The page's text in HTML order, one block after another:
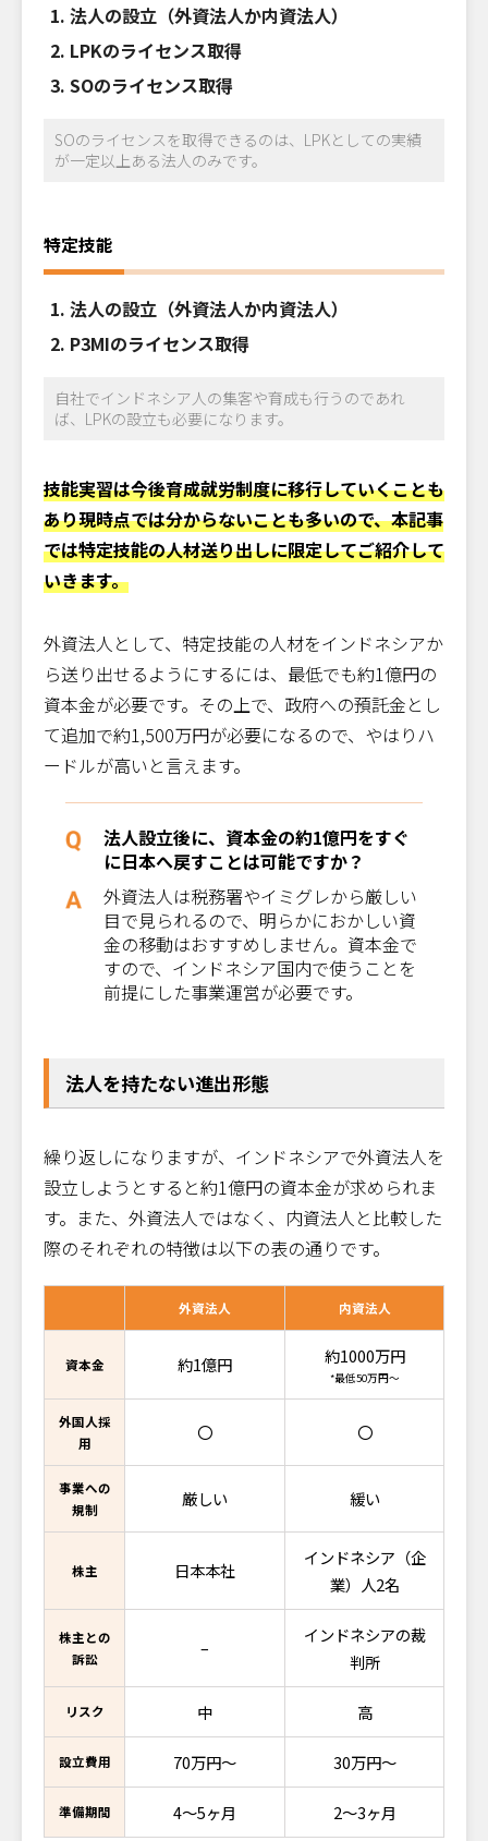
法人の設立（外資法人か内資法人）
LPKのライセンス取得
SOのライセンス取得
SOのライセンスを取得できるのは、LPKとしての実績
が一定以上ある法人のみです。
特定技能
法人の設立（外資法人か内資法人）
P3MIのライセンス取得
自社でインドネシア人の集客や育成も行うのであれ
ば、LPKの設立も必要になります。
技能実習は今後育成就労制度に移行していくことも
あり現時点では分からないことも多いので、本記事
では特定技能の人材送り出しに限定してご紹介して
いきます。
外資法人として、特定技能の人材をインドネシアか
ら送り出せるようにするには、最低でも約1億円の
資本金が必要です。その上で、政府への預託金とし
て追加で約1,500万円が必要になるので、やはりハ
ードルが高いと言えます。
法人設立後に、資本金の約1億円をすぐ
に日本へ戻すことは可能ですか？
外資法人は税務署やイミグレから厳しい
目で見られるので、明らかにおかしい資
金の移動はおすすめしません。資本金で
すので、インドネシア国内で使うことを
前提にした事業運営が必要です。
法人を持たない進出形態
繰り返しになりますが、インドネシアで外資法人を
設立しようとすると約1億円の資本金が求められま
す。また、外資法人ではなく、内資法人と比較した
際のそれぞれの特徴は以下の表の通りです。
外資法人 内資法人
資本金 約1億円 約1000万円
*最低50万円～
外国人採
用
〇 〇
事業への
規制
厳しい 緩い
株主 日本本社
インドネシア（企
業）人2名
株主との
訴訟
–
インドネシアの裁
判所
リスク 中 高
設立費用 70万円～ 30万円～
準備期間 4～5ヶ月 2～3ヶ月